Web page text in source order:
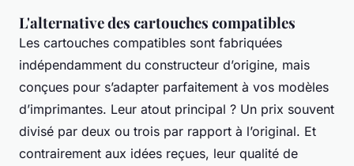
L'alternative des cartouches compatibles
Les cartouches compatibles sont fabriquées
indépendamment du constructeur d’origine, mais
conçues pour s’adapter parfaitement à vos modèles
d’imprimantes. Leur atout principal ? Un prix souvent
divisé par deux ou trois par rapport à l’original. Et
contrairement aux idées reçues, leur qualité de